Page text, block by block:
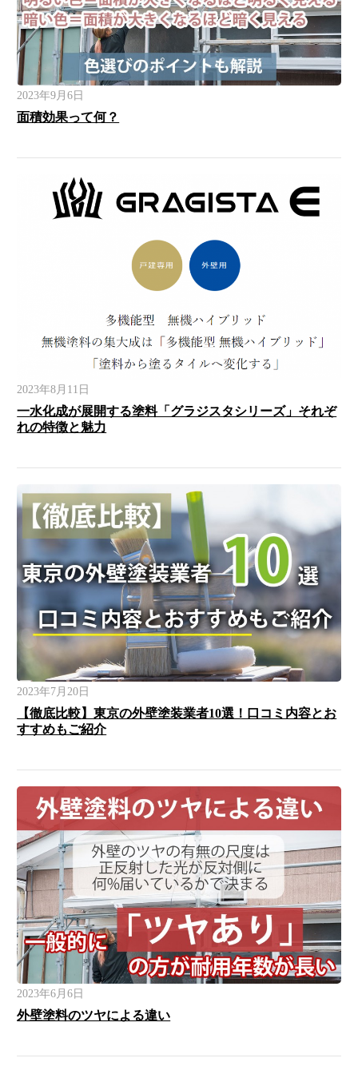
2023年9月6日
面積効果って何？
2023年8月11日
一水化成が展開する塗料「グラジスタシリーズ」それぞ
れの特徴と魅力
2023年7月20日
【徹底比較】東京の外壁塗装業者10選！口コミ内容とお
すすめもご紹介
2023年6月6日
外壁塗料のツヤによる違い